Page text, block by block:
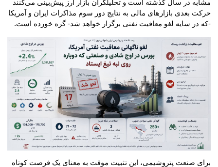
مشابه در سال گذشته است و تحلیلگران بازار ارز پیش‌بینی می‌کنند
حرکت بعدی بازارهای مالی به نتایج دور سوم مذاکرات ایران و آمریکا
-که در سایه لغو معافیت نفتی برگزار خواهد شد- گره خورده است.
برای صنعت پتروشیمی، این تثبیت موقت به معنای یک فرصت کوتاه